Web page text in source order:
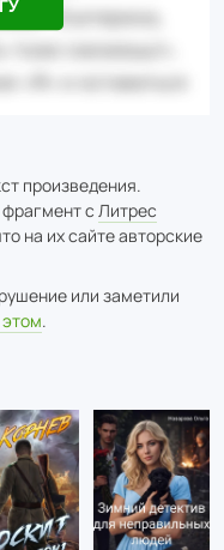
произведения.
с Литрес
на их сайте авторские
или заметили
.